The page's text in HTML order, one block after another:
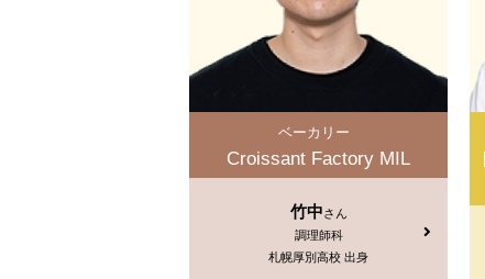
ベーカリー
Croissant Factory MIL
竹中さん
調理師科
札幌厚別高校 出身